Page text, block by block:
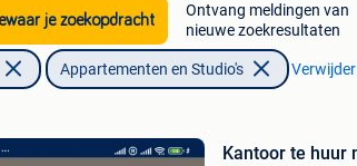
je zoekopdracht
Ontvang meldingen van
nieuwe zoekresultaten
Appartementen en Studio's
Kantoor te huur